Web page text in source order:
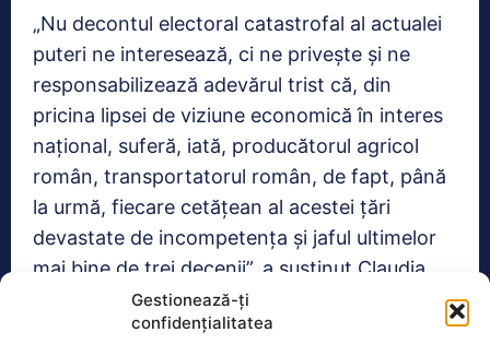
Gestionează-ți
confidențialitatea
„Nu decontul electoral catastrofal al actualei
puteri ne interesează, ci ne priveşte şi ne
responsabilizează adevărul trist că, din
pricina lipsei de viziune economică în interes
naţional, suferă, iată, producătorul agricol
român, transportatorul român, de fapt, până
la urmă, fiecare cetăţean al acestei ţări
devastate de incompetenţa şi jaful ultimelor
mai bine de trei decenii”, a susţinut Claudia